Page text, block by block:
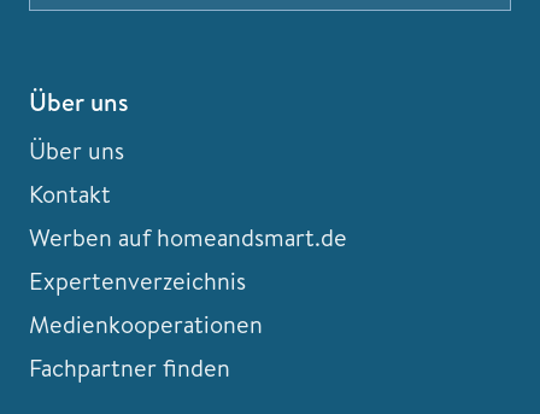
Über uns
Über uns
Kontakt
Werben auf homeandsmart.de
Expertenverzeichnis
Medienkooperationen
Fachpartner finden